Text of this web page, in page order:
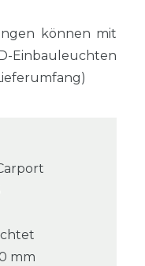
können mit
Einbauleuchten
mm